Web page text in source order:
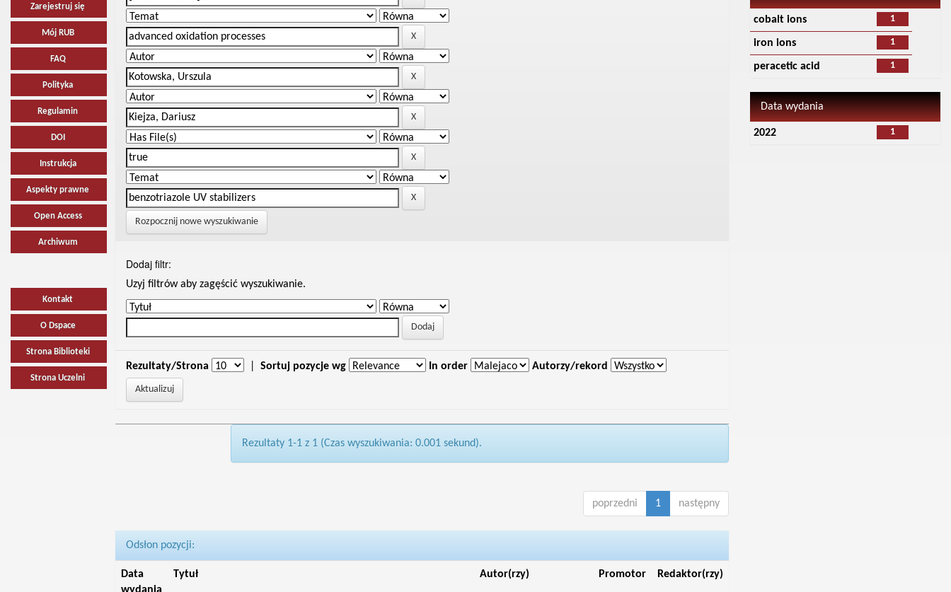
Zarejestruj się
Mój RUB
FAQ
Polityka
Regulamin
DOI
Instrukcja
Aspekty prawne
Open Access
Archiwum
Kontakt
O Dspace
Strona Biblioteki
Strona Uczelni
Rozpocznij nowe wyszukiwanie
Dodaj filtr:
Uzyj filtrów aby zagęścić wyszukiwanie.
Rezultaty/Strona Sortuj pozycje wg In order Autorzy/rekord
Rezultaty 1-1 z 1 (Czas wyszukiwania: 0.001 sekund).
poprzedni 1 następny
Odsłon pozycji:
Data
Tytuł Autor(rzy) Promotor Redaktor(rzy)
1
cobalt ions
1
iron ions
1
peracetic acid
Data wydania
1
2022